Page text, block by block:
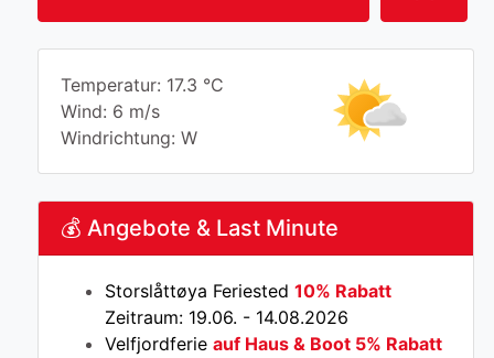
Temperatur: 17.3 °C
Wind: 6 m/s
Windrichtung: W
💰 Angebote & Last Minute
Storslåttøya Feriested 10% Rabatt
Zeitraum: 19.06. - 14.08.2026
Velfjordferie auf Haus & Boot 5% Rabatt